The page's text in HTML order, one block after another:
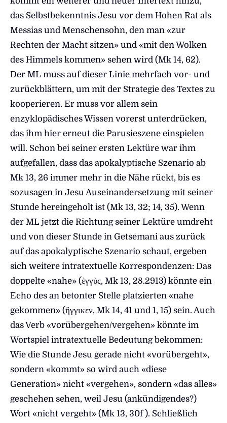
das Selbstbekenntnis Jesu vor dem Hohen Rat als
Messias und Menschensohn, den man «zur
Rechten der Macht sitzen» und «mit den Wolken
des Himmels kommen» sehen wird (Mk 14, 62).
Der ML muss auf dieser Linie mehrfach vor- und
zurückblättern, um mit der Strategie des Textes zu
kooperieren. Er muss vor allem sein
enzyklopädisches Wissen vorerst unterdrücken,
das ihm hier erneut die Parusieszene einspielen
will. Schon bei seiner ersten Lektüre war ihm
aufgefallen, dass das apokalyptische Szenario ab
Mk 13, 26 immer mehr in die Nähe rückt, bis es
sozusagen in Jesu Auseinandersetzung mit seiner
Stunde hereingeholt ist (Mk 13, 32; 14, 35). Wenn
der ML jetzt die Richtung seiner Lektüre umdreht
und von dieser Stunde in Getsemani aus zurück
auf das apokalyptische Szenario schaut, ergeben
sich weitere intratextuelle Korrespondenzen: Das
doppelte «nahe» (ἐγγὺς, Mk 13, 28.2913) könnte ein
Echo des an betonter Stelle platzierten «nahe
gekommen» (ἤγγικεν, Mk 14, 41 und 1, 15) sein. Auch
das Verb «vorübergehen/vergehen» könnte im
Wortspiel intratextuelle Bedeutung bekommen:
Wie die Stunde Jesu gerade nicht «vorübergeht»,
sondern «kommt» so wird auch «diese
Generation» nicht «vergehen», sondern «das alles»
geschehen sehen, weil Jesu (ankündigendes?)
Wort «nicht vergeht» (Mk 13, 30f ). Schließlich